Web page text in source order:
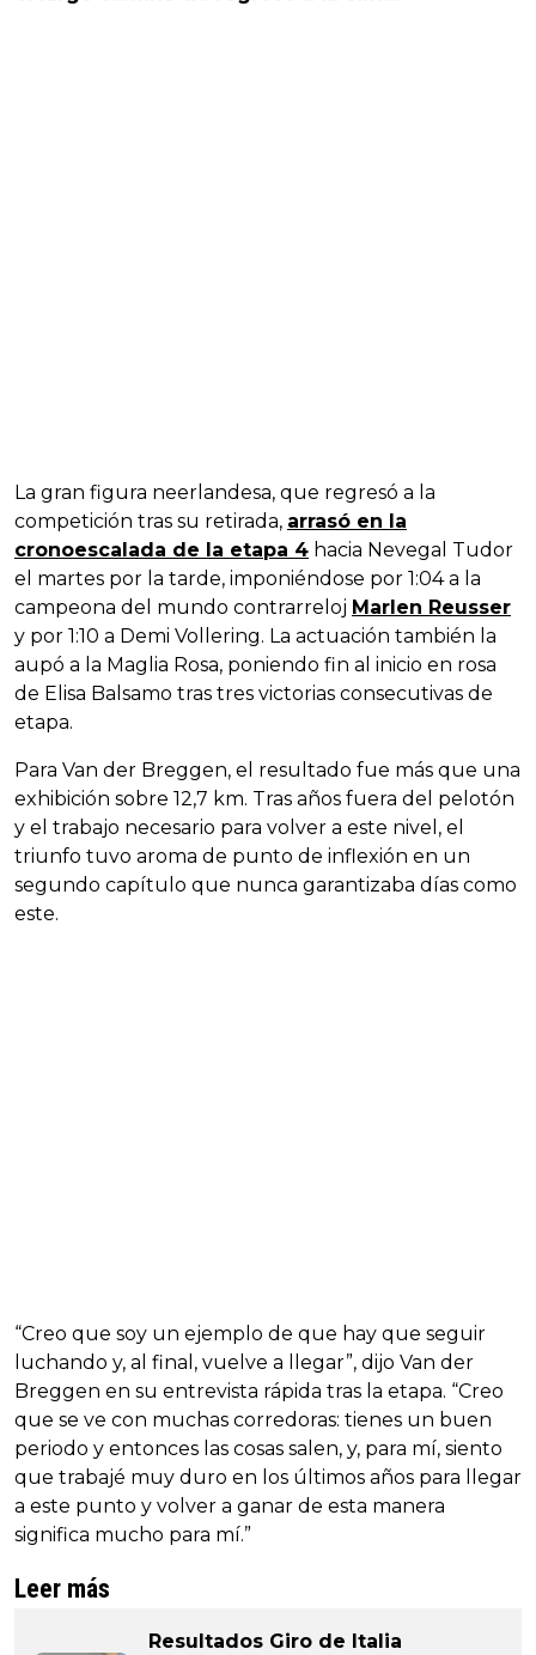
La gran figura neerlandesa, que regresó a la
competición tras su retirada, arrasó en la
cronoescalada de la etapa 4 hacia Nevegal Tudor
el martes por la tarde, imponiéndose por 1:04 a la
campeona del mundo contrarreloj Marlen Reusser
y por 1:10 a Demi Vollering. La actuación también la
aupó a la Maglia Rosa, poniendo fin al inicio en rosa
de Elisa Balsamo tras tres victorias consecutivas de
etapa.
Para Van der Breggen, el resultado fue más que una
exhibición sobre 12,7 km. Tras años fuera del pelotón
y el trabajo necesario para volver a este nivel, el
triunfo tuvo aroma de punto de inflexión en un
segundo capítulo que nunca garantizaba días como
este.
“Creo que soy un ejemplo de que hay que seguir
luchando y, al final, vuelve a llegar”, dijo Van der
Breggen en su entrevista rápida tras la etapa. “Creo
que se ve con muchas corredoras: tienes un buen
periodo y entonces las cosas salen, y, para mí, siento
que trabajé muy duro en los últimos años para llegar
a este punto y volver a ganar de esta manera
significa mucho para mí.”
Leer más
Resultados Giro de Italia